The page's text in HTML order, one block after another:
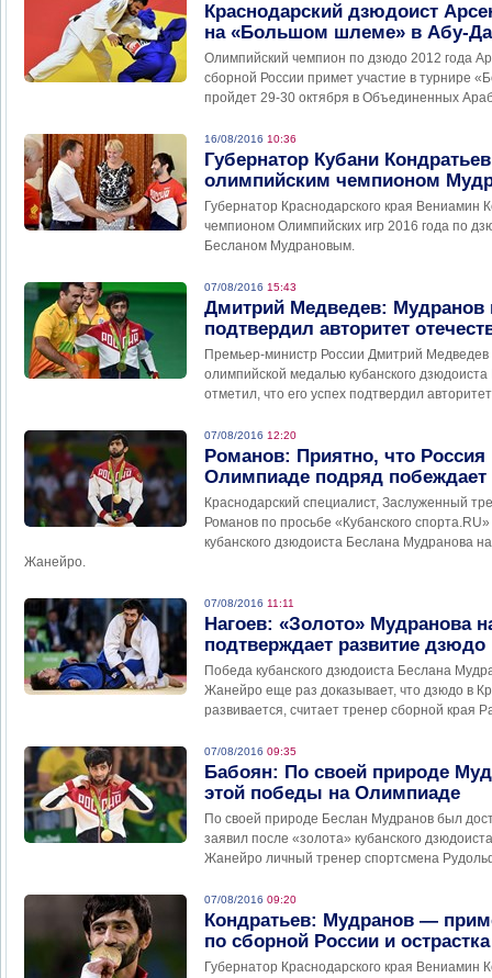
Краснодарский дзюдоист
на «Большом шлеме» в Абу-
Олимпийский чемпион по дзюдо 2012 года
сборной России примет участие в турнире
пройдет 29-30 октября в Объединенных
16/08/2016 10:36
Губернатор Кубани
олимпийским чемпионом
Губернатор Краснодарского края Вениамин
чемпионом Олимпийских игр 2016 года по
Бесланом Мудрановым.
07/08/2016 15:43
Дмитрий Медведев: Мудранов
подтвердил авторитет
Премьер-министр России Дмитрий Медведев
олимпийской медалью кубанского
отметил, что его успех подтвердил
07/08/2016 12:20
Романов: Приятно, что Россия
Олимпиаде подряд побеждает
Краснодарский специалист, Заслуженный
Романов по просьбе «Кубанского
кубанского дзюдоиста Беслана Мудранова
Жанейро.
07/08/2016 11:11
Нагоев: «Золото» Мудранова
подтверждает развитие дзюдо
Победа кубанского дзюдоиста Беслана
Жанейро еще раз доказывает, что дзюдо в
развивается, считает тренер сборной края
07/08/2016 09:35
Бабоян: По своей природе
этой победы на Олимпиаде
По своей природе Беслан Мудранов был
заявил после «золота» кубанского
Жанейро личный тренер спортсмена
07/08/2016 09:20
Кондратьев: Мудранов —
по сборной России и
Губернатор Краснодарского края Вениамин